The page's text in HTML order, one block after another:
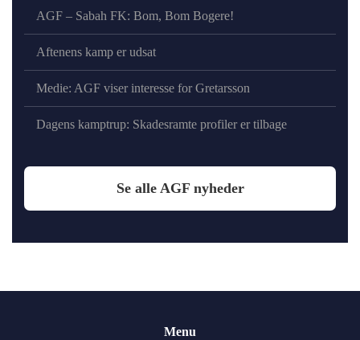
AGF – Sabah FK: Bom, Bom Bogere!
Aftenens kamp er udsat
Medie: AGF viser interesse for Gretarsson
Dagens kamptrup: Skadesramte profiler er tilbage
Se alle AGF nyheder
Menu